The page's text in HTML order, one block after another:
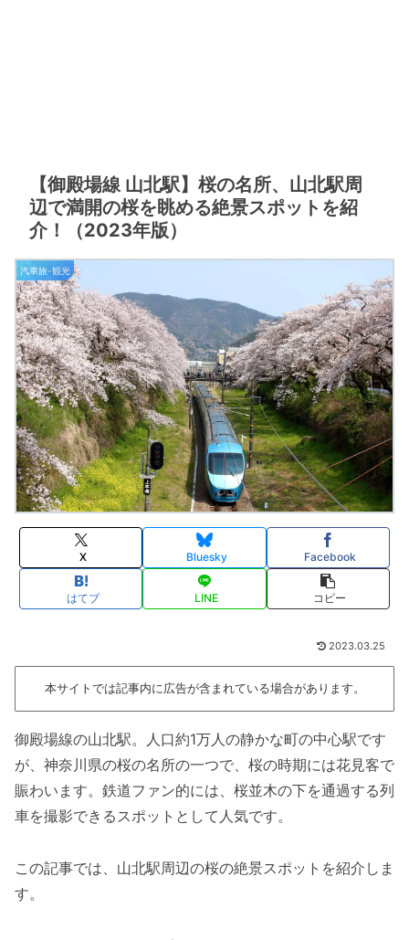
【御殿場線 山北駅】桜の名所、山北駅周
辺で満開の桜を眺める絶景スポットを紹
介！（2023年版）
汽車旅-観光
X Bluesky Facebook
はてブ LINE コピー
2023.03.25
本サイトでは記事内に広告が含まれている場合があります。
御殿場線の山北駅。人口約1万人の静かな町の中心駅です
が、神奈川県の桜の名所の一つで、桜の時期には花見客で
賑わいます。鉄道ファン的には、桜並木の下を通過する列
車を撮影できるスポットとして人気です。
この記事では、山北駅周辺の桜の絶景スポットを紹介しま
す。